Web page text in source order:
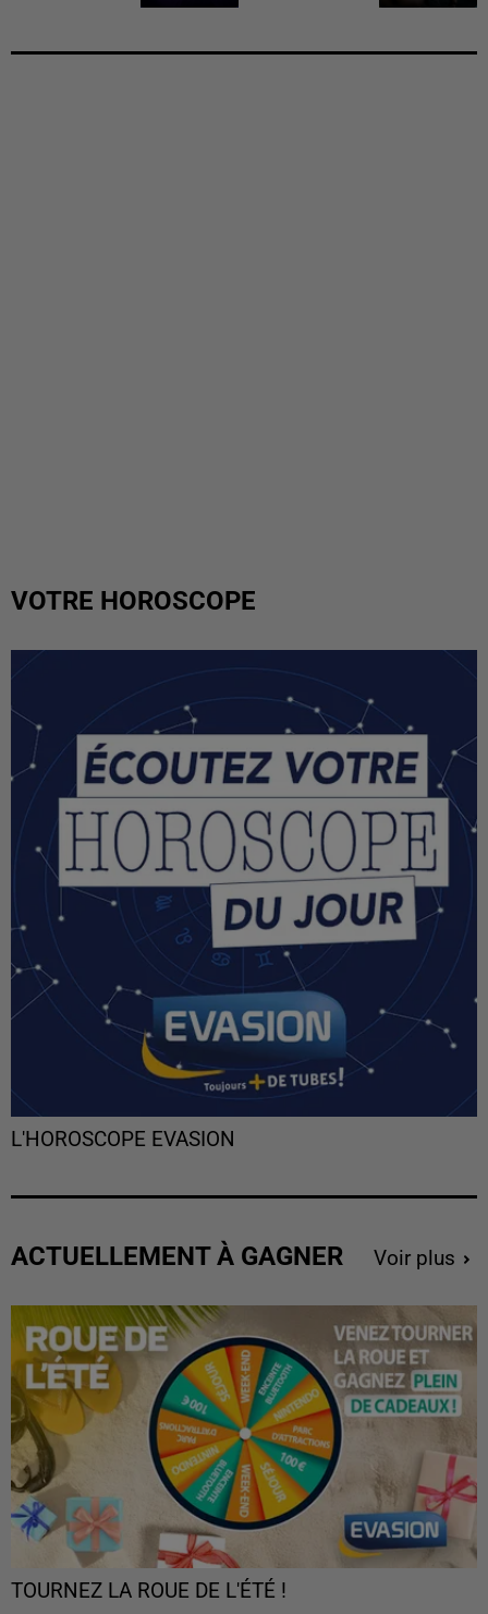
VOTRE HOROSCOPE
L'HOROSCOPE EVASION
ACTUELLEMENT À GAGNER Voir plus
TOURNEZ LA ROUE DE L'ÉTÉ !